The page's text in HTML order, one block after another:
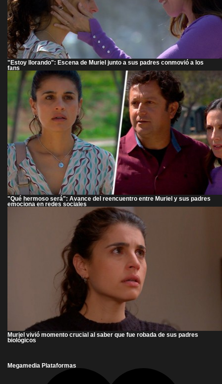
"Estoy llorando": Escena de Muriel junto a sus padres conmovió a los
fans
"Qué hermoso será": Avance del reencuentro entre Muriel y sus padres
emociona en redes sociales
Muriel vivió momento crucial al saber que fue robada de sus padres
biológicos
Megamedia Plataformas